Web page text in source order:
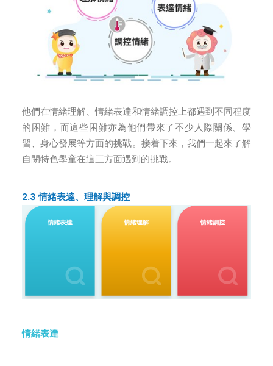
他們在情緒理解、情緒表達和情緒調控上都遇到不同程度
的困難，而這些困難亦為他們帶來了不少人際關係、學
習、身心發展等方面的挑戰。接着下來，我們一起來了解
自閉特色學童在這三方面遇到的挑戰。
2.3 情緒表達、理解與調控
情緒表達